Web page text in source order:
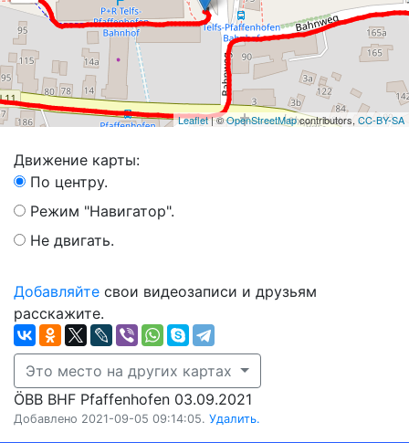
Leaflet| ©OpenStreetMapcontributors, CC-BY-SA
Движение карты:
По центру.
Режим "Навигатор".
Не двигать.
Добавляйте свои видеозаписи и друзьям
расскажите.
Это место на других картах
ÖBB BHF Pfaffenhofen 03.09.2021
Добавлено 2021-09-05 09:14:05. Удалить.